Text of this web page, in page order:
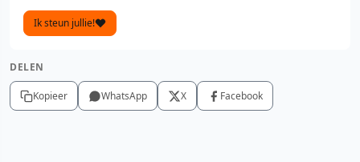
Ik steun jullie!
DELEN
Kopieer WhatsApp X Facebook